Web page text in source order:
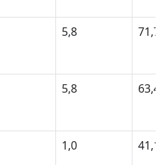
5,8 71,7
5,8 63,4
1,0 41,1